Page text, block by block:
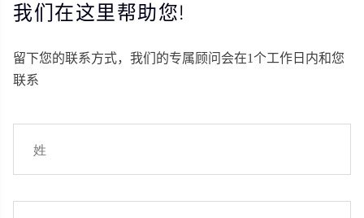
我们在这里帮助您!
留下您的联系方式，我们的专属顾问会在1个工作日内和您
联系